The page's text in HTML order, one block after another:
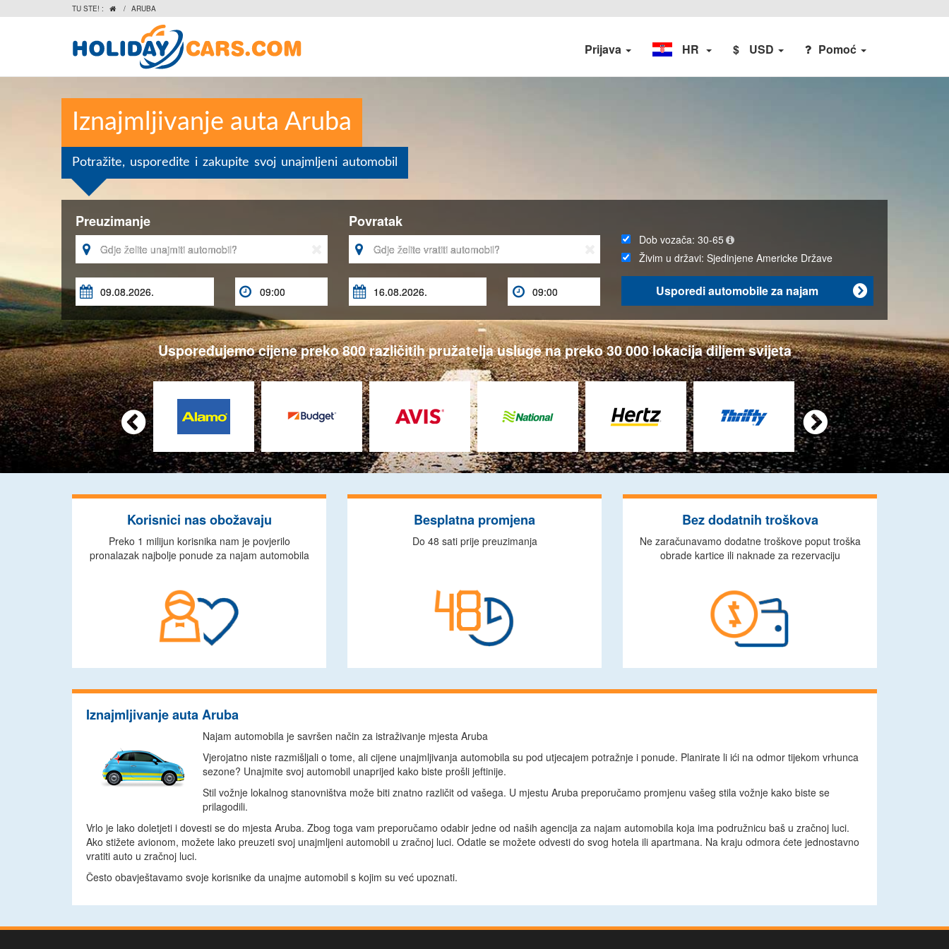
TU STE! :  / ARUBA
Prijava HR $ USD Pomoć
Iznajmljivanje auta Aruba
Potražite, usporedite i zakupite svoj unajmljeni automobil
Preuzimanje

 
Povratak

 
Dob vozača:30-65
Živim u državi:Sjedinjene Americke Države

Usporedi automobile za najam
Uspoređujemo cijene preko 800 različitih pružatelja usluge na preko 30 000 lokacija diljem svijeta
 
Korisnici nas obožavaju
Preko 1 milijun korisnika nam je povjerilo
pronalazak najbolje ponude za najam automobila
Besplatna promjena
Do 48 sati prije preuzimanja
Bez dodatnih troškova
Ne zaračunavamo dodatne troškove poput troška
obrade kartice ili naknade za rezervaciju
Iznajmljivanje auta Aruba
Najam automobila je savršen način za istraživanje mjesta Aruba
Vjerojatno niste razmišljali o tome, ali cijene unajmljivanja automobila su pod utjecajem potražnje i ponude. Planirate li ići na odmor tijekom vrhunca
sezone? Unajmite svoj automobil unaprijed kako biste prošli jeftinije.
Stil vožnje lokalnog stanovništva može biti znatno različit od vašega. U mjestu Aruba preporučamo promjenu vašeg stila vožnje kako biste se
prilagodili.
Vrlo je lako doletjeti i dovesti se do mjesta Aruba. Zbog toga vam preporučamo odabir jedne od naših agencija za najam automobila koja ima podružnicu baš u zračnoj luci.
Ako stižete avionom, možete lako preuzeti svoj unajmljeni automobil u zračnoj luci. Odatle se možete odvesti do svog hotela ili apartmana. Na kraju odmora ćete jednostavno
vratiti auto u zračnoj luci.
Često obavještavamo svoje korisnike da unajme automobil s kojim su već upoznati.